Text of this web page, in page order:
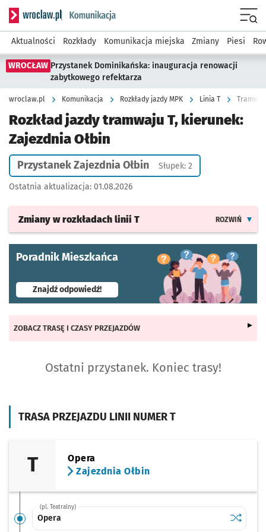
Serwis informacyjny wroclaw.pl podserwis: Komunikacja
Aktualności Rozkłady Komunikacja miejska Zmiany Piesi
WROCŁAW Przystanek Dominikańska: inauguracja renowacji
zabytkowego refektarza
wroclaw.pl Komunikacja Rozkłady jazdy MPK Linia T Tramwaj
Rozkład jazdy tramwaju T, kierunek:
Zajezdnia Ołbin
Przystanek Zajezdnia Ołbin Słupek: 2
Ostatnia aktualizacja: 01.08.2026
Zmiany w rozkładach linii T ROZWIŃ
Poradnik Mieszkańca
Znajdź odpowiedź!- otworzy się w nowej karcie
TRASA PRZEJAZDU LINII NUMER T
T
Opera
Zajezdnia Ołbin
(pl. Teatralny)
Opera Sprawdź
Opera
ZOBACZ TRASĘ I CZASY PRZEJAZDÓW
Ostatni przystanek. Koniec trasy!